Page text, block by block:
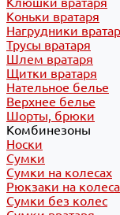
Коньки вратаря
Нагрудники
Трусы вратаря
Шлем вратаря
Щитки вратаря
Нательное белье
Верхнее белье
Шорты, брюки
Комбинезоны
Носки
Сумки
Сумки на колесах
Рюкзаки на
Сумки без колес